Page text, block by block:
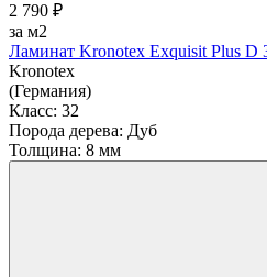
2 790 ₽
за м2
Ламинат Kronotex Exquisit Plus D
Kronotex
(Германия)
Класс: 32
Порода дерева: Дуб
Толщина: 8 мм